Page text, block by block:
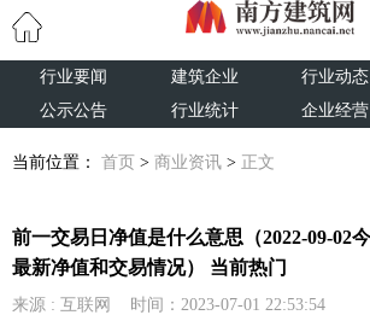
行业要闻 建筑企业 行业动态
公示公告
行业统计 企业经营
当前位置： 首页 > 商业资讯 > 正文
前一交易日净值是什么意思（2022-09-02
最新净值和交易情况） 当前热门
来源 : 互联网 时间：2023-07-01 22:53:54